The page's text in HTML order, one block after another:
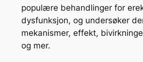
populære behandlinger for
dysfunksjon, og undersøker
mekanismer, effekt,
og mer.